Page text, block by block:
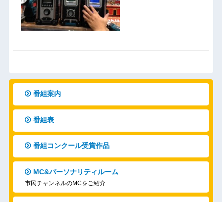
番組案内
番組表
番組コンクール受賞作品
MC&パーソナリティルーム
市民チャンネルのMCをご紹介